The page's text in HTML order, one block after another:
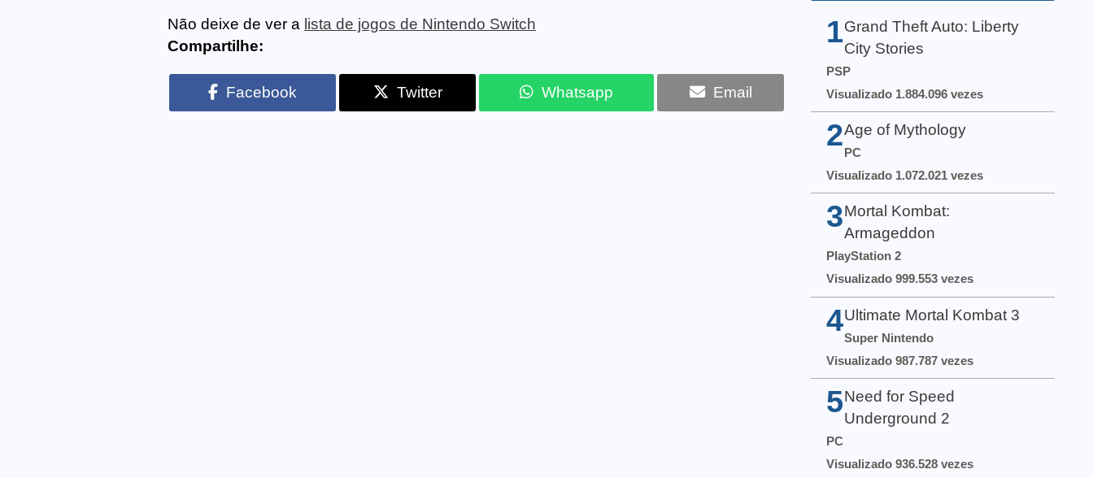
Não deixe de ver a lista de jogos de Nintendo Switch
Compartilhe:
Facebook Twitter Whatsapp Email
1 Grand Theft Auto: Liberty
City Stories
PSP
Visualizado 1.884.096 vezes
2Age of Mythology
PC
Visualizado 1.072.021 vezes
3 Mortal Kombat:
Armageddon
PlayStation 2
Visualizado 999.553 vezes
4 Ultimate Mortal Kombat 3
Super Nintendo
Visualizado 987.787 vezes
5 Need for Speed
Underground 2
PC
Visualizado 936.528 vezes